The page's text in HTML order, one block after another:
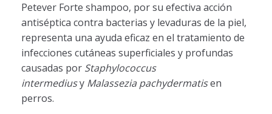
Petever Forte shampoo, por su efectiva acción
antiséptica contra bacterias y levaduras de la piel,
representa una ayuda eficaz en el tratamiento de
infecciones cutáneas superficiales y profundas
causadas por Staphylococcus
intermediusy Malassezia pachydermatisen
perros.